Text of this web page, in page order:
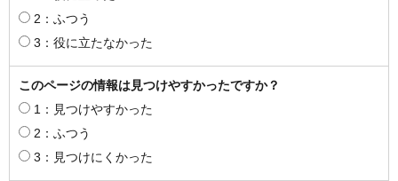
2：ふつう
3：役に立たなかった
このページの情報は見つけやすかったですか？
1：見つけやすかった
2：ふつう
3：見つけにくかった